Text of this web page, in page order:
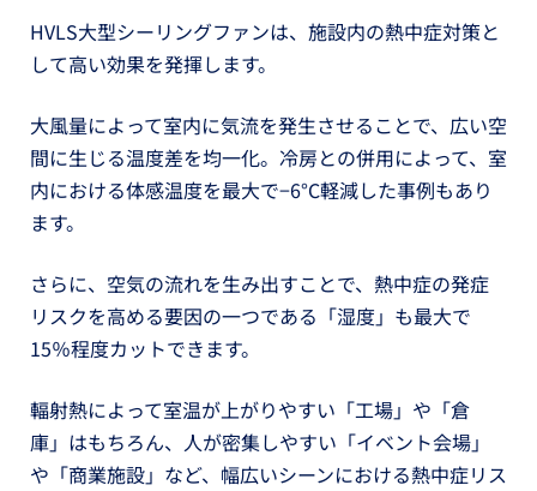
HVLS大型シーリングファンは、施設内の熱中症対策と
して高い効果を発揮します。
大風量によって室内に気流を発生させることで、広い空
間に生じる温度差を均一化。冷房との併用によって、室
内における体感温度を最大で−6°C軽減した事例もあり
ます。
さらに、空気の流れを生み出すことで、熱中症の発症
リスクを高める要因の一つである「湿度」も最大で
15％程度カットできます。
輻射熱によって室温が上がりやすい「工場」や「倉
庫」はもちろん、人が密集しやすい「イベント会場」
や「商業施設」など、幅広いシーンにおける熱中症リス